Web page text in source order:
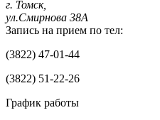
г. Томск,
ул.Смирнова 38А
Запись на прием по тел:
(3822) 47-01-44
(3822) 51-22-26
График работы